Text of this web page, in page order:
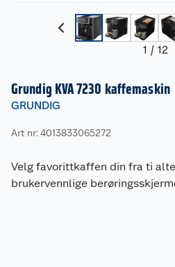
1 / 12
Grundig KVA 7230 kaffemaskin
GRUNDIG
Art nr: 4013833065272
Velg favorittkaffen din fra ti
brukervennlige